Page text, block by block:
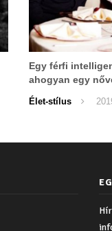
Egy férfi
ahogyan egy
Élet-stílus